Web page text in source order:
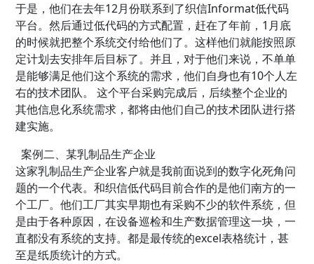
于是，他们在去年12月份联系到了织信Informat低代码
平台。然后通过低代码的方式配置，赶在了年前，1月底
的时候就把整个系统交付给他们了。这样他们就能按照原
定计划去安排年后目标了。并且，对于他们来说，不单单
是能够满足他们这个系统的需求，他们自身也有10个人左
右的技术团队。 这个平台采购完成后，后续整个企业的
其他信息化系统需求，都将由他们自己的技术团队进行搭
建实施。
案例二、某乳制品生产企业
这家乳制品生产企业客户就是我前面说到的数字化死角问
题的一个代表。和织信低代码目前合作的是他们南方的一
个工厂。他们工厂其实早期也有采购不少的软件系统，但
是由于各种原因，在设备巡检和生产数据管理这一块，一
直都没有系统的支持。都是最传统的excel表格统计，甚
至是纸质统计的方式。